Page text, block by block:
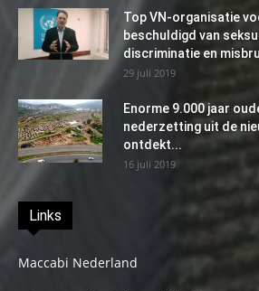
Top VN-organisatie
beschuldigd van
discriminatie en
29 juli 2019
Enorme 9.000 jaar
nederzetting uit de
ontdekt...
16 juli 2019
Links
Maccabi Nederland